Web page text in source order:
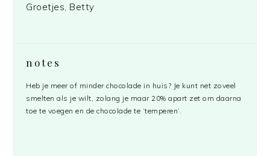
Groetjes, Betty
notes
Heb je meer of minder chocolade in huis? Je kunt net zoveel
smelten als je wilt, zolang je maar 20% apart zet om daarna
toe te voegen en de chocolade te ‘temperen’.